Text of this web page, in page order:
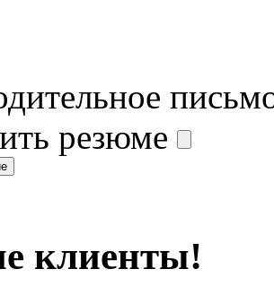
резюме
клиенты!